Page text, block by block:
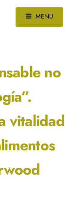
MENU
no
vitalidad